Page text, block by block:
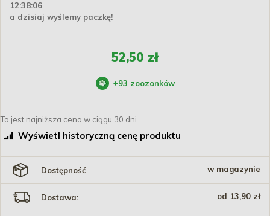
12:38:06
a dzisiaj wyślemy paczkę!
52,50 zł
+93 zoozonków
To jest najniższa cena w ciągu 30 dni
Wyświetl historyczną cenę produktu
Dostępność w magazynie
Dostawa: od 13,90 zł